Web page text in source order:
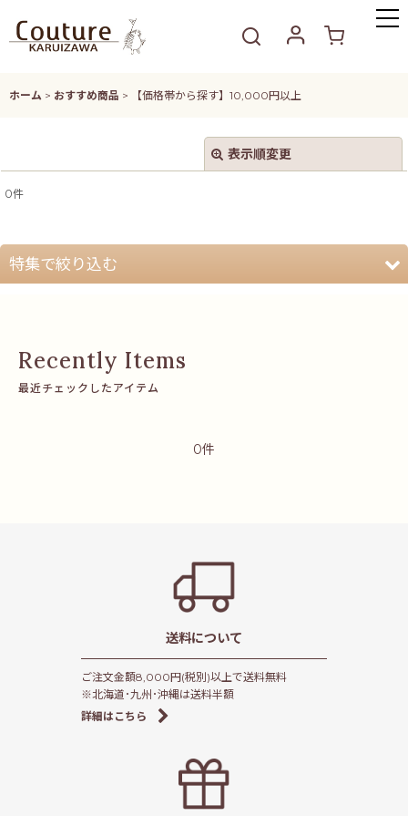
ホーム > おすすめ商品 > 【価格帯から探す】10,000円以上
表示順変更
並び順:
0件
特集で絞り込む
【柄から探す】 ミモザ
【価格帯から探す】3,000円以内
最近チェックしたアイテム
0件
送料について
ご注文金額8,000円(税別)以上で送料無料
※北海道･九州･沖縄は送料半額
詳細はこちら